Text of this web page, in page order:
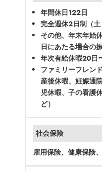
年間休日122日
完全週休2日制（
その他、年末年始
日にあたる場合の
年次有給休暇20
ファミリーフレン
産後休暇、妊娠通
児休暇、子の看護
ど）
社会保険
雇用保険、健康保険